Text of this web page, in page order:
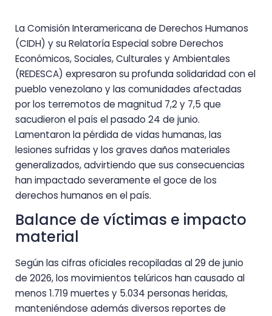
La Comisión Interamericana de Derechos Humanos
(CIDH) y su Relatoría Especial sobre Derechos
Económicos, Sociales, Culturales y Ambientales
(REDESCA) expresaron su profunda solidaridad con el
pueblo venezolano y las comunidades afectadas
por los terremotos de magnitud 7,2 y 7,5 que
sacudieron el país el pasado 24 de junio.
Lamentaron la pérdida de vidas humanas, las
lesiones sufridas y los graves daños materiales
generalizados, advirtiendo que sus consecuencias
han impactado severamente el goce de los
derechos humanos en el país.
Balance de víctimas e impacto
material
Según las cifras oficiales recopiladas al 29 de junio
de 2026, los movimientos telúricos han causado al
menos 1.719 muertes y 5.034 personas heridas,
manteniéndose además diversos reportes de